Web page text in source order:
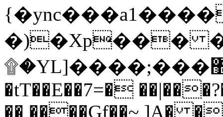
�)�Xp���
۩�YL]����;���׿�޽������+��k��o���O�Zt�6�[a��v_r;�b�f���==
�tT��E��7=�
�� ����Gf��~ ]A�